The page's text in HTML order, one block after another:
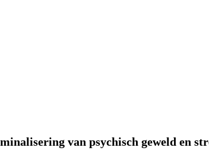
van psychisch geweld en